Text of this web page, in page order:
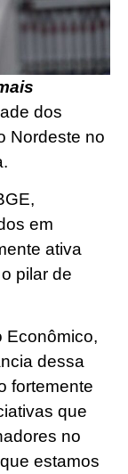
dos
Nordeste no
em
ativa
pilar de
Econômico,
dessa
fortemente
que
no
estamos